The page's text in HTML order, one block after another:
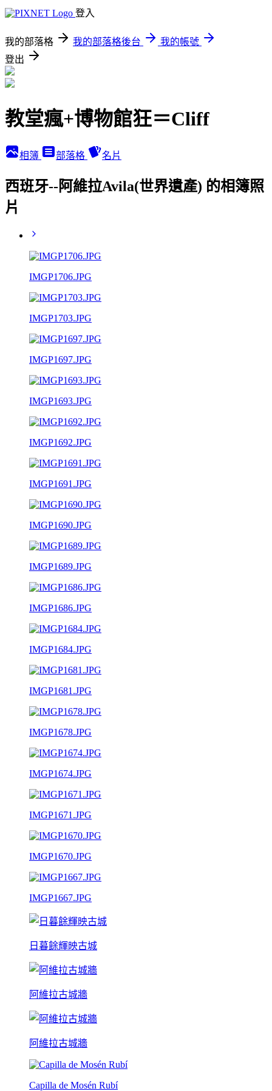
登入
我的部落格 我的部落格後台
我的帳號
登出
教堂瘋+博物館狂＝Cliff
相簿 部落格 名片
西班牙--阿維拉Avila(世界遺產) 的相簿照
片
IMGP1706.JPG
IMGP1703.JPG
IMGP1697.JPG
IMGP1693.JPG
IMGP1692.JPG
IMGP1691.JPG
IMGP1690.JPG
IMGP1689.JPG
IMGP1686.JPG
IMGP1684.JPG
IMGP1681.JPG
IMGP1678.JPG
IMGP1674.JPG
IMGP1671.JPG
IMGP1670.JPG
IMGP1667.JPG
日暮餘輝映古城
阿維拉古城牆
阿維拉古城牆
Capilla de Mosén Rubí